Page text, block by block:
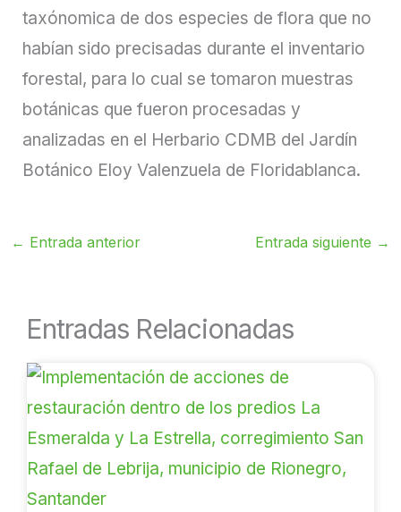
taxónomica de dos especies de flora que no
habían sido precisadas durante el inventario
forestal, para lo cual se tomaron muestras
botánicas que fueron procesadas y
analizadas en el Herbario CDMB del Jardín
Botánico Eloy Valenzuela de Floridablanca.
← Entrada anterior Entrada siguiente →
Entradas Relacionadas